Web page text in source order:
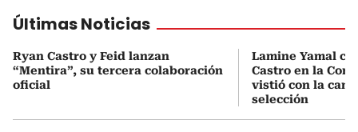
Últimas Noticias
Ryan Castro y Feid lanzan
“Mentira”, su tercera colaboración
oficial
Lamine Yamal
Castro en la
vistió con la
selección